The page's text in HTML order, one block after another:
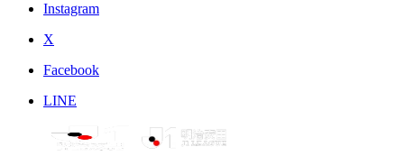
Instagram
X
Facebook
LINE